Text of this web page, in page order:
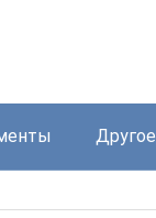
Другое